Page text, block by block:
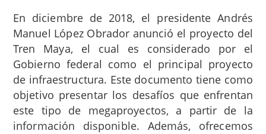
En diciembre de 2018, el presidente Andrés
Manuel López Obrador anunció el proyecto del
Tren Maya, el cual es considerado por el
Gobierno federal como el principal proyecto
de infraestructura. Este documento tiene como
objetivo presentar los desafíos que enfrentan
este tipo de megaproyectos, a partir de la
información disponible. Además, ofrecemos